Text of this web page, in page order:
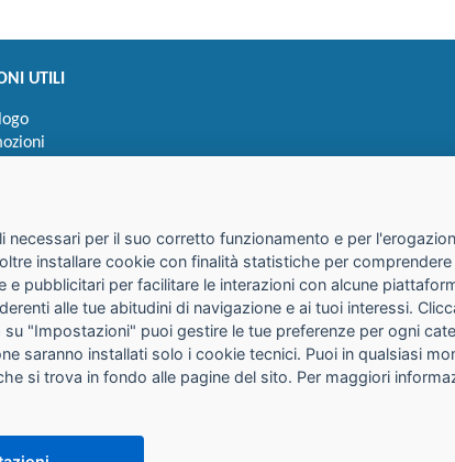
UTILI
per il suo corretto funzionamento e per
installare cookie con finalità statistiche per comprendere
pubblicitari per facilitare le interazioni con alcune
alle tue abitudini di navigazione e ai tuoi interessi.
"Impostazioni" puoi gestire le tue preferenze per ogni
saranno installati solo i cookie tecnici. Puoi in qualsiasi
si trova in fondo alle pagine del sito. Per maggiori